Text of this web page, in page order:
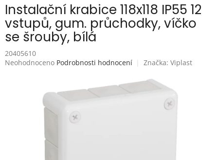
Instalační krabice 118x118 IP55 12
vstupů, gum. průchodky, víčko
se šrouby, bílá
20405610
Průměrné
Neohodnoceno Podrobnosti hodnocení Značka: Viplast